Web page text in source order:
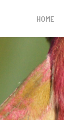
HOME